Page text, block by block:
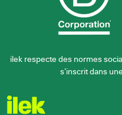
ilek respecte des normes
s’inscrit dans